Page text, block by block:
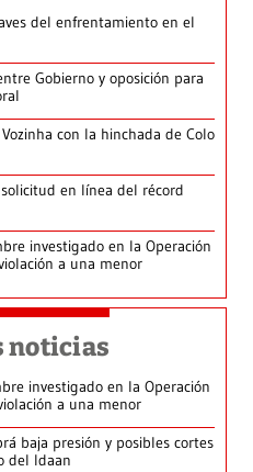
del enfrentamiento en el
Gobierno y oposición para
con la hinchada de Colo
en línea del récord
investigado en la Operación
a una menor
noticias
investigado en la Operación
a una menor
baja presión y posibles cortes
del Idaan